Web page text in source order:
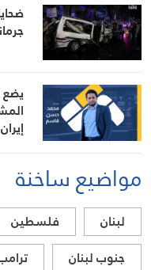
مواضيع ساخنة
لبنان فلسطين
جنوب لبنان